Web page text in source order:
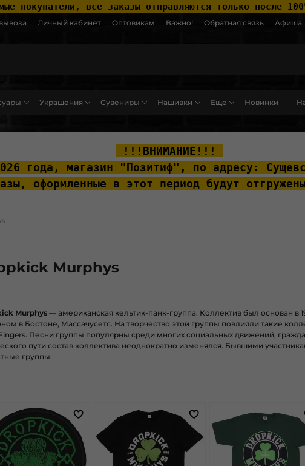
покупатели, все заказы отправляются только после
Личный кабинет Оптовикам Важно! Обратная связь Афиша
Украшения Сувениры Нашивки Еще Новинки
!!!ВНИМАНИЕ!!!
года, магазин "Позитиф", по адресу:
оформленные в этот период будут
Murphys
Murphys— американская кельтик-панк-группа. Коллектив был основан
в Бостоне, Массачусетс. На творчество этой группы повлияли такие
. Песни группы популярны среди многих социальных движений,
пути состав коллектива неоднократно изменялся. Бывшими
группы.